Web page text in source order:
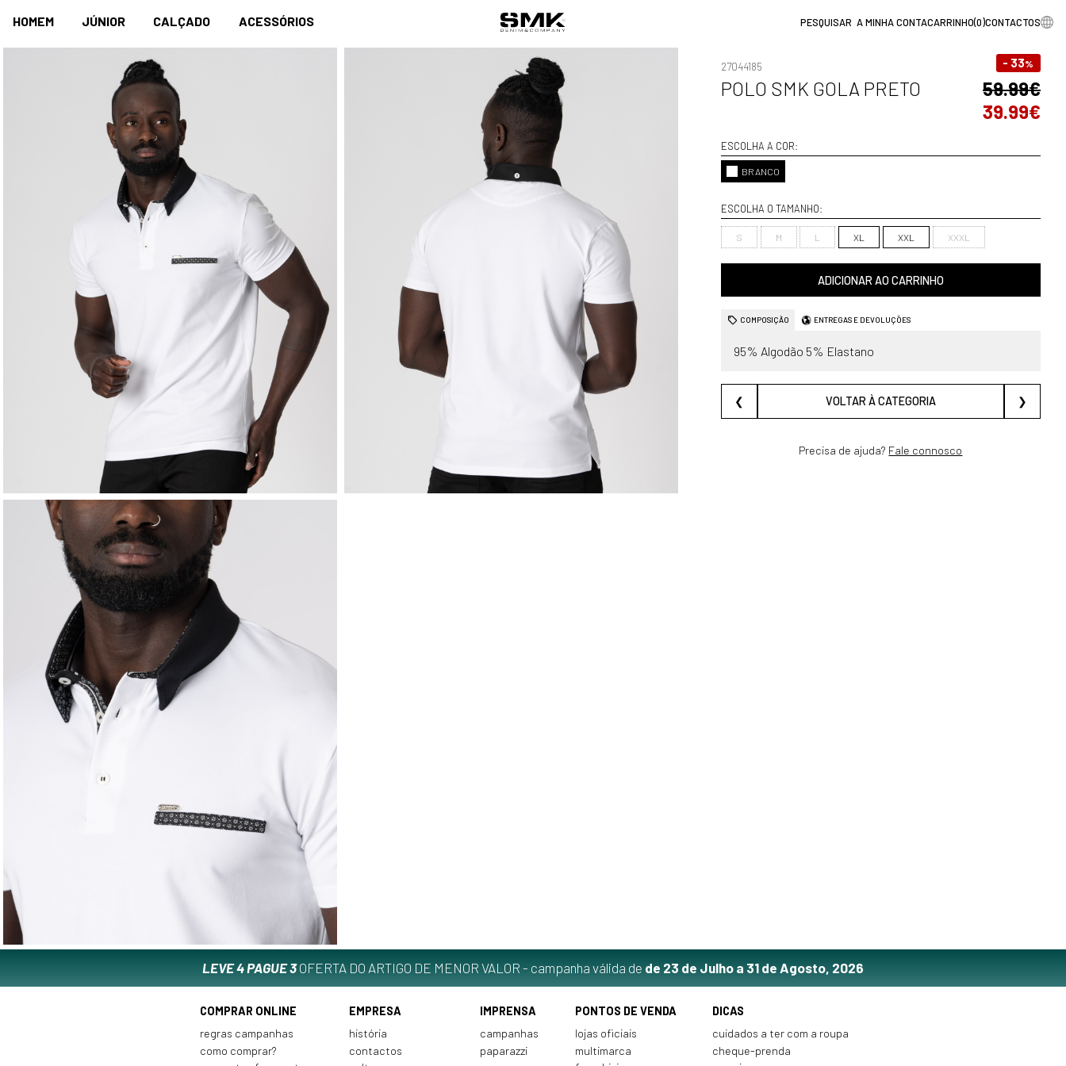
HOMEM JÚNIOR CALÇADO ACESSÓRIOS A MINHA CONTACARRINHO(0)CONTACTOS
- 33%
27044185
POLO SMK GOLA PRETO
59.99€
39.99€
ESCOLHA A COR:
BRANCO
ESCOLHA O TAMANHO:
S M L XL XXL XXXL
ADICIONAR AO CARRINHO
COMPOSIÇÃO ENTREGAS E DEVOLUÇÕES
95% Algodão 5% Elastano
❮ VOLTAR À CATEGORIA ❯
Precisa de ajuda? Fale connosco
LEVE 4 PAGUE 3OFERTA DO ARTIGO DE MENOR VALOR - campanha válida de de 23 de Julho a 31 de Agosto, 2026
COMPRAR ONLINE
regras campanhas
como comprar?
EMPRESA
história
contactos
IMPRENSA
campanhas
paparazzi
PONTOS DE VENDA
lojas oficiais
multimarca
DICAS
cuidados a ter com a roupa
cheque-prenda